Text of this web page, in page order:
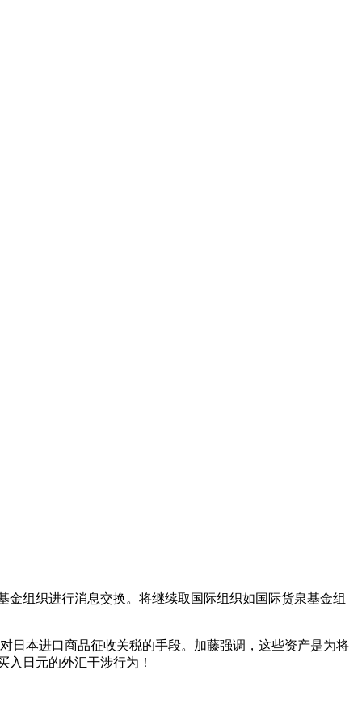
组织进行消息交换。将继续取国际组织如国际货泉基金组
本进口商品征收关税的手段。加藤强调，这些资产是为将
日元的外汇干涉行为！